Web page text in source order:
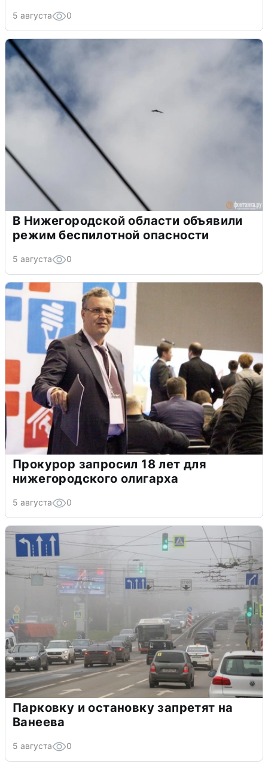
5 августа 0
В Нижегородской области объявили
режим беспилотной опасности
5 августа 0
Прокурор запросил 18 лет для
нижегородского олигарха
5 августа 0
Парковку и остановку запретят на
Ванеева
5 августа 0